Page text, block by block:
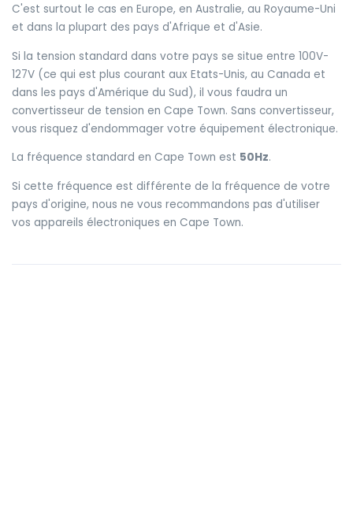
C'est surtout le cas en Europe, en Australie, au Royaume-Uni
et dans la plupart des pays d'Afrique et d'Asie.
Si la tension standard dans votre pays se situe entre 100V-
127V (ce qui est plus courant aux Etats-Unis, au Canada et
dans les pays d'Amérique du Sud), il vous faudra un
convertisseur de tension en Cape Town. Sans convertisseur,
vous risquez d'endommager votre équipement électronique.
La fréquence standard en Cape Town est 50Hz.
Si cette fréquence est différente de la fréquence de votre
pays d'origine, nous ne vous recommandons pas d'utiliser
vos appareils électroniques en Cape Town.